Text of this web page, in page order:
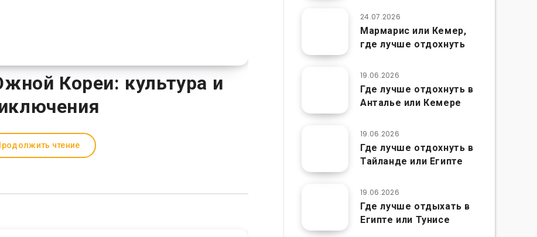
Кореи: культура и
чтение
24.07.2026
Мармарис или Кемер,
где лучше отдохнуть
19.06.2026
Где лучше отдохнуть в
Анталье или Кемере
19.06.2026
Где лучше отдохнуть в
Тайланде или Египте
19.06.2026
Где лучше отдыхать в
Египте или Тунисе